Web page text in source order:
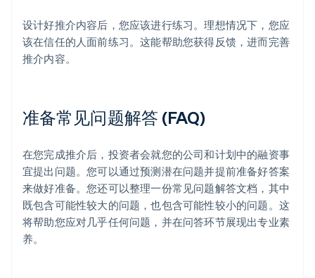
设计好推介内容后，您应该进行练习。理想情况下，您应
该在信任的人面前练习。这能帮助您获得反馈，进而完善
推介内容。
准备常见问题解答 (FAQ)
在您完成推介后，投资者会就您的公司和计划中的融资事
宜提出问题。您可以通过预测潜在问题并提前准备好答案
来做好准备。您还可以整理一份常见问题解答文档，其中
既包含可能性较大的问题，也包含可能性较小的问题。这
将帮助您应对几乎任何问题，并在问答环节展现出专业素
养。